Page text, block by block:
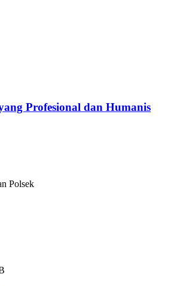
Profesional dan Humanis
Polsek